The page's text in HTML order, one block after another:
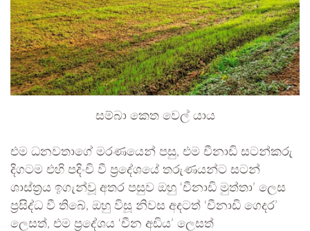
සම්බා කෙත වෙල් යාය
එම ධනවතාගේ මරණයෙන් පසු, එම චීනාඩි සටන්කරු
දිගටම එහි පදිංචි වී ප්‍රදේශයේ තරුණයන්ට සටන්
ශාස්ත්‍රය ඉගැන්වූ අතර පසුව ඔහු ‘චීනාඩි මුත්තා’ ලෙස
ප්‍රසිද්ධ වී තිබේ, ඔහු විසූ නිවස අදටත් ‘චීනාඩි ගෙදර’
ලෙසත්, එම ප්‍රදේශය ‘චීන අඩිය’ ලෙසත්